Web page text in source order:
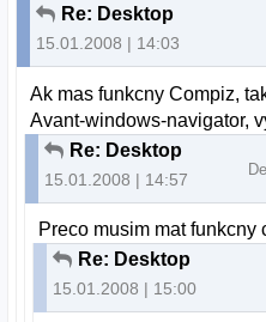
Re: Desktop
15.01.2008 | 14:03
Ak mas funkcny Compiz,
Avant-windows-navigator,
Re: Desktop
15.01.2008 | 14:57
Preco musim mat
Re: Desktop
15.01.2008 | 15:00